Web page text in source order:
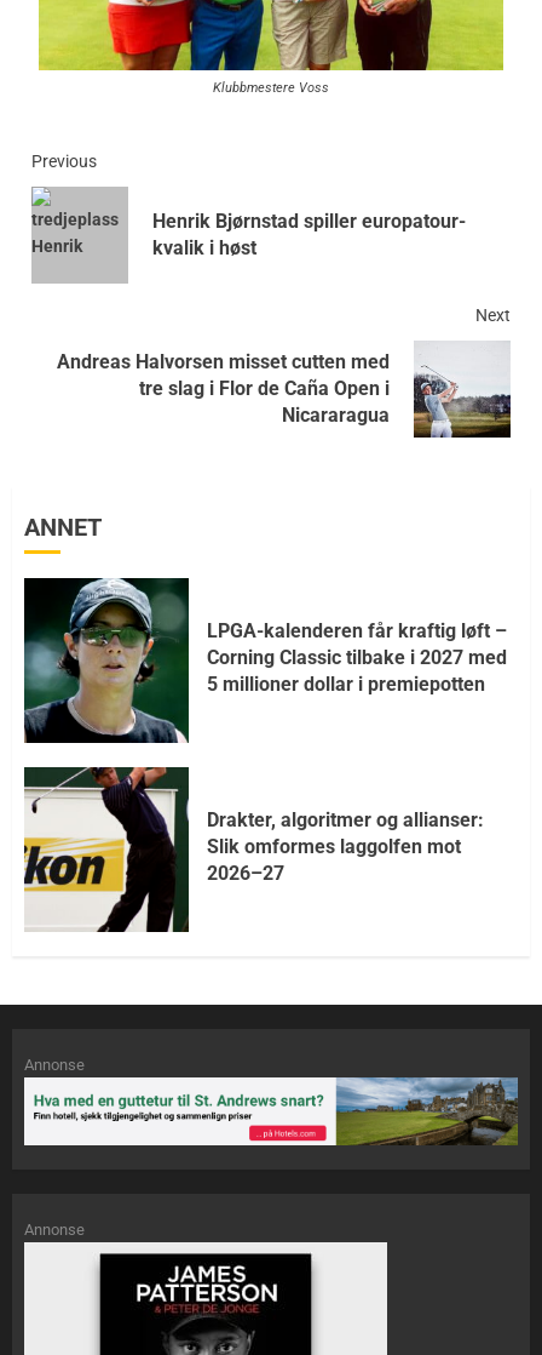
Klubbmestere Voss
Previous
Henrik Bjørnstad spiller europatour-
kvalik i høst
Next
Andreas Halvorsen misset cutten med
tre slag i Flor de Caña Open i
Nicararagua
ANNET
LPGA-kalenderen får kraftig løft –
Corning Classic tilbake i 2027 med
5 millioner dollar i premiepotten
Drakter, algoritmer og allianser:
Slik omformes laggolfen mot
2026–27
Annonse
Annonse